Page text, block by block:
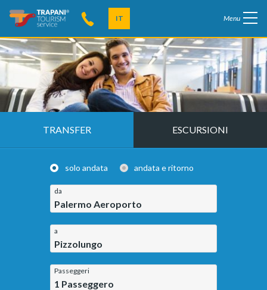
IT Menu
TRANSFER ESCURSIONI
solo andata andata e ritorno
da
Palermo Aeroporto
a
Pizzolungo
Passeggeri
1 Passeggero